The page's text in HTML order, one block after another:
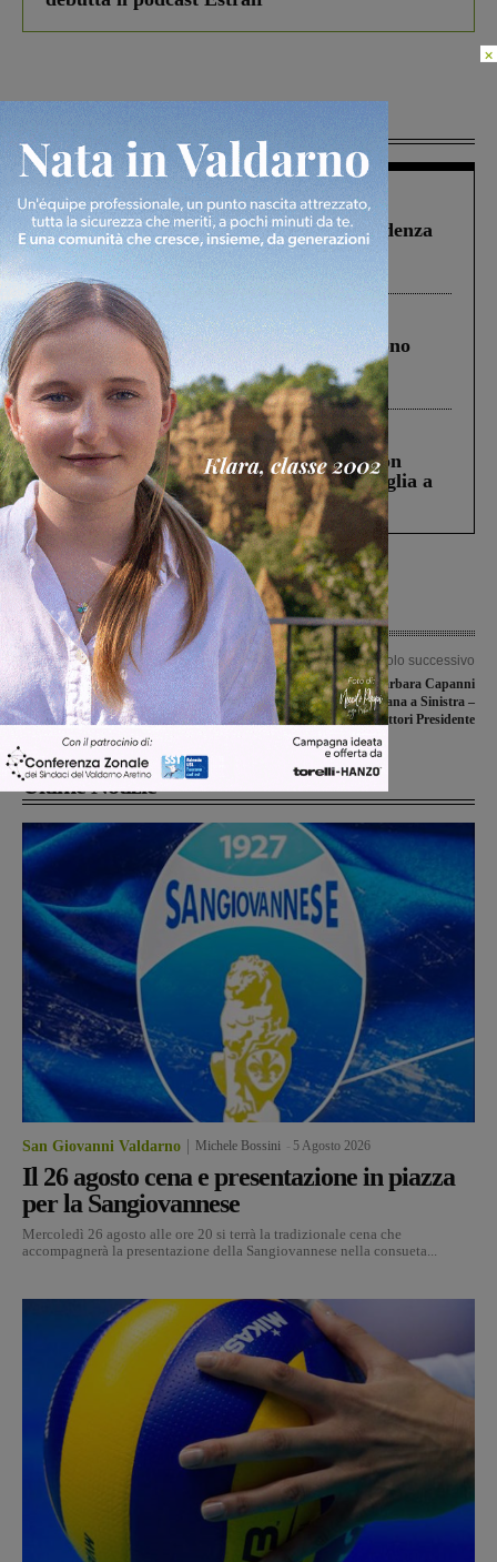
Più lette
Figline Incisa Valdarno 1 Agosto 2026
Piscina di Figline finanziata oltre la scadenza
Pnrr, il gruppo di Fratelli d’Italia: “Un
ringraziamento al Governo”
Cronaca 4 Agosto 2026
Un anno fa la strage in A1 in cui morirono
Gianni, Giulia e Franco. Lo schianto, il
processo, lo stop ai sorpassi fra tir....
Cronaca 3 Agosto 2026
Scomparso da una struttura di Castiglion
Fiorentino l’uomo che aveva ucciso la figlia a
Levane nel 2020
Articolo precedente
Allerta meteo, codice giallo per
temporali e rischio idrogeologico
Articolo successivo
Elezioni regionali, Barbara Capanni
candidata per Toscana a Sinistra –
Fattori Presidente
Ultime Notizie
San Giovanni Valdarno Michele Bossini 5 Agosto 2026
Il 26 agosto cena e presentazione in piazza
per la Sangiovannese
Mercoledì 26 agosto alle ore 20 si terrà la tradizionale cena che
accompagnerà la presentazione della Sangiovannese nella consueta...
×